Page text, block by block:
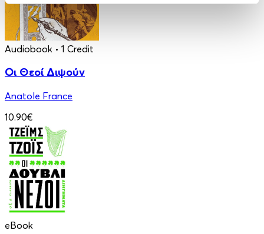
Audiobook • 1 Credit
Οι Θεοί Διψούν
Anatole France
10.90€
eBook